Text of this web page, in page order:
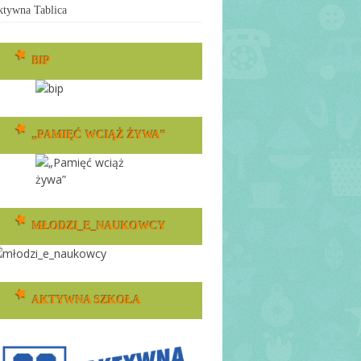
Tablica
BIP
„PAMIĘĆ WCIĄŻ ŻYWA”
MŁODZI_E_NAUKOWCY
AKTYWNA SZKOŁA